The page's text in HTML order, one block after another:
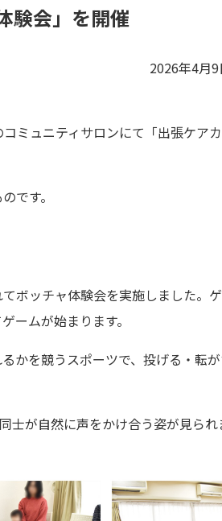
験会」を開催
2026年4月
ミュニティサロンにて「出張ケ
です。
ボッチャ体験会を実施しました。
ームが始まります。
かを競うスポーツで、投げる・転
が自然に声をかけ合う姿が見ら